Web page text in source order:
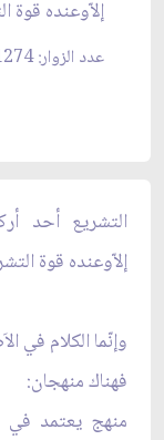
إلاّوعنده قوة
عدد الزوار: 1274
التشريع أحد
إلاّوعنده قوة
وإنّما الكلام في
فهناك منهجان:
منهج يعتمد في